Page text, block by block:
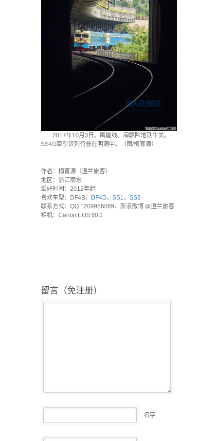
2017年10月3日。鹰厦线。闽赣险地铁牛关。
SS4G牵引货列行驶在明洞中。（图/梅育源）
作者：梅育源（温兰旅客）
地区：浙江丽水
爱好时间：2012年起
喜欢车型：DF4B、 DF4D、 SS1 、 SS3
联系方式：QQ 1209956069、新浪微博 @温兰旅客
相机：Canon EOS 60D
留言（免注册）
名字